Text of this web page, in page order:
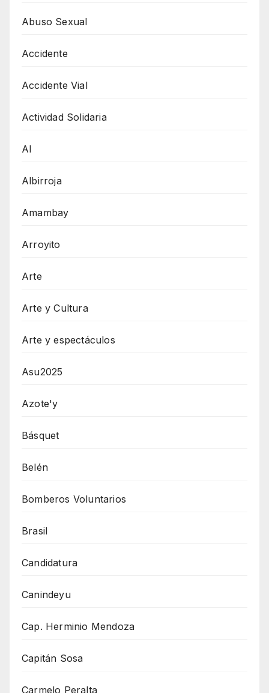
Abuso Sexual
Accidente
Accidente Vial
Actividad Solidaria
AI
Albirroja
Amambay
Arroyito
Arte
Arte y Cultura
Arte y espectáculos
Asu2025
Azote'y
Básquet
Belén
Bomberos Voluntarios
Brasil
Candidatura
Canindeyu
Cap. Herminio Mendoza
Capitán Sosa
Carmelo Peralta